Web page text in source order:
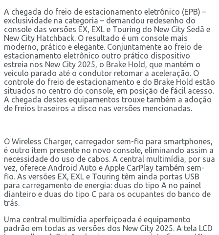
A chegada do freio de estacionamento eletrônico (EPB) –
exclusividade na categoria – demandou redesenho do
console das versões EX, EXL e Touring do New City Sedã e
New City Hatchback. O resultado é um console mais
moderno, prático e elegante. Conjuntamente ao freio de
estacionamento eletrônico outro prático dispositivo
estreia nos New City 2025, o Brake Hold, que mantém o
veículo parado até o condutor retomar a aceleração. O
controle do freio de estacionamento e do Brake Hold estão
situados no centro do console, em posição de fácil acesso.
A chegada destes equipamentos trouxe também a adoção
de freios traseiros a disco nas versões mencionadas.
O Wireless Charger, carregador sem-fio para smartphones,
é outro item presente no novo console, eliminando assim a
necessidade do uso de cabos. A central multimídia, por sua
vez, oferece Android Auto e Apple CarPlay também sem-
fio. As versões EX, EXL e Touring têm ainda portas USB
para carregamento de energia: duas do tipo A no painel
dianteiro e duas do tipo C para os ocupantes do banco de
trás.
Uma central multimídia aperfeiçoada é equipamento
padrão em todas as versões dos New City 2025. A tela LCD